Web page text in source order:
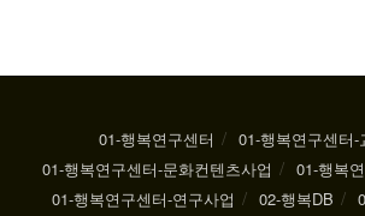
01-행복연구센터
01-행복연구센터-
01-행복연구센터-문화컨텐츠사업
01-행복
01-행복연구센터-연구사업
02-행복DB